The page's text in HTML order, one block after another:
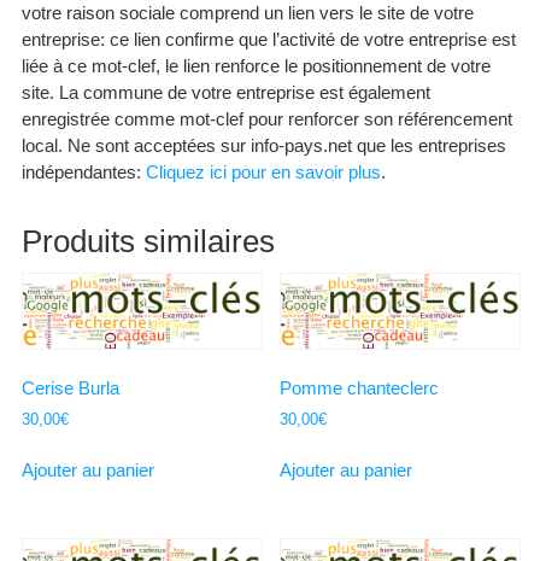
votre raison sociale comprend un lien vers le site de votre
entreprise: ce lien confirme que l’activité de votre entreprise est
liée à ce mot-clef, le lien renforce le positionnement de votre
site. La commune de votre entreprise est également
enregistrée comme mot-clef pour renforcer son référencement
local. Ne sont acceptées sur info-pays.net que les entreprises
indépendantes: Cliquez ici pour en savoir plus.
Produits similaires
Cerise Burla
30,00€
Ajouter au panier
Pomme chanteclerc
30,00€
Ajouter au panier